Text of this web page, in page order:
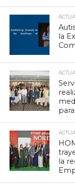
la
la